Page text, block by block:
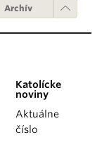
Archív
Katolícke
noviny
Aktuálne
číslo